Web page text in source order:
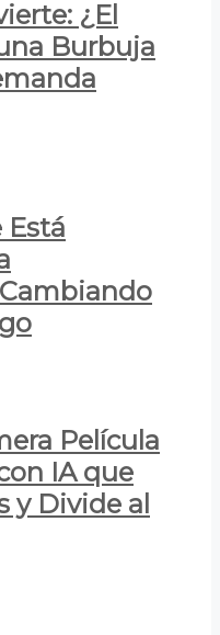
¿El
Burbuja
Está
Película
IA que
y Divide al